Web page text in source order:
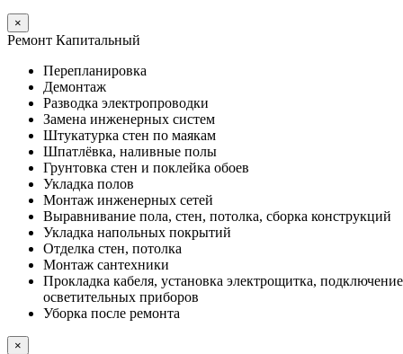
×
Ремонт Капитальный
Перепланировка
Демонтаж
Разводка электропроводки
Замена инженерных систем
Штукатурка стен по маякам
Шпатлёвка, наливные полы
Грунтовка стен и поклейка обоев
Укладка полов
Монтаж инженерных сетей
Выравнивание пола, стен, потолка, сборка конструкций
Укладка напольных покрытий
Отделка стен, потолка
Монтаж сантехники
Прокладка кабеля, установка электрощитка, подключение
осветительных приборов
Уборка после ремонта
×